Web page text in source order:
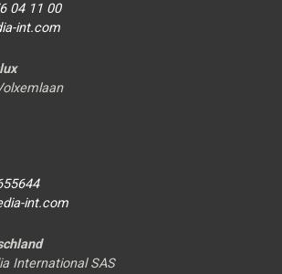
04 11 00
int.com
int.com
International SAS